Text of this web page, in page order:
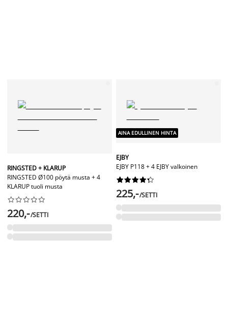
RINGSTED + KLARUP
RINGSTED Ø100 pöytä musta + 4
KLARUP tuoli musta






220,-/SETTI
AINA EDULLINEN HINTA
EJBY
EJBY P118 + 4 EJBY valkoinen






225,-/SETTI